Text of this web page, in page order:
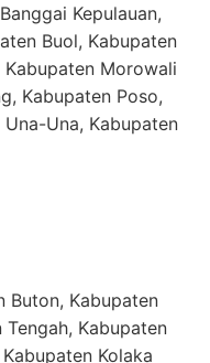
Kepulauan,
Buol, Kabupaten
Morowali
Kabupaten Poso,
Una, Kabupaten
Buton, Kabupaten
Kabupaten
Kolaka